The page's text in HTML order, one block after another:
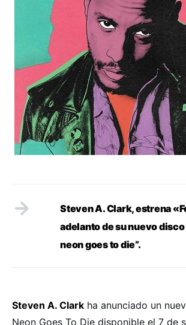
Steven A. Clark, estrena
adelanto de su nuevo
neon goes to die”.
Steven A. Clark ha anunciado un
Neon Goes To Die disponible el 7 de